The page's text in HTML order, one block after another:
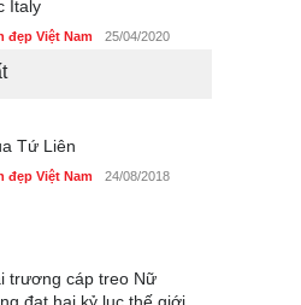
Italy
đẹp Việt Nam 25/04/2020
đẹp Việt Nam
Tứ Liên
đẹp Việt Nam 24/08/2018
trương cáp treo Nữ
đạt hai kỷ lục thế giới